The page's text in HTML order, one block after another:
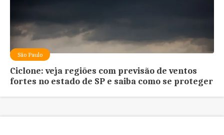
São Paulo
Ciclone: veja regiões com previsão de ventos
fortes no estado de SP e saiba como se proteger